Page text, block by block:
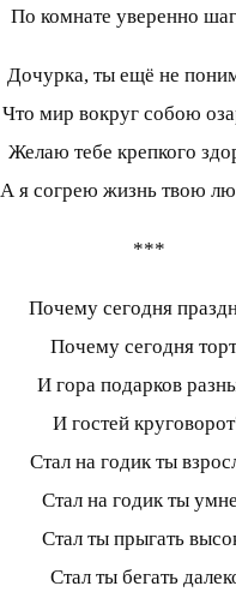
По комнате уверенно
Дочурка, ты ещё не
Что мир вокруг собою
Желаю тебе крепкого
А я согрею жизнь твою
***
Почему сегодня
Почему сегодня
И гора подарков
И гостей
Стал на годик ты
Стал на годик ты
Стал ты прыгать
Стал ты бегать